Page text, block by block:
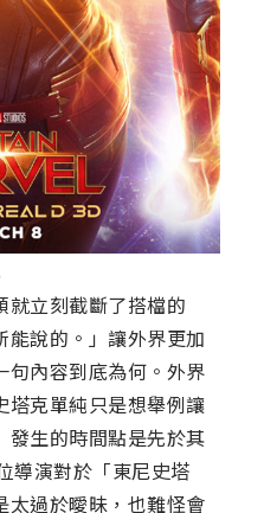
立刻截斷了搭檔的
能說的。」讓外界更加
句內容到底為何。外界
塔克單純只是想舉例讓
發生的時間點是先於其
導演對於「東尼史塔
太過於曖昧，也難怪會